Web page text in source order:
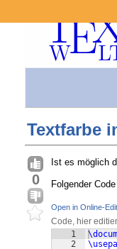
Textfarbe
0
Ist es möglich
Folgender
Open in Online-
Code, hier
1
2